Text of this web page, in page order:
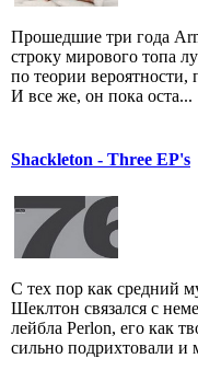
Прошедшие три года
строку мирового топа
по теории вероятности,
И все же, он пока оста...
Shackleton - Three EP's
С тех пор как средний
Шеклтон связался с
лейбла Perlon, его как
сильно подрихтовали и